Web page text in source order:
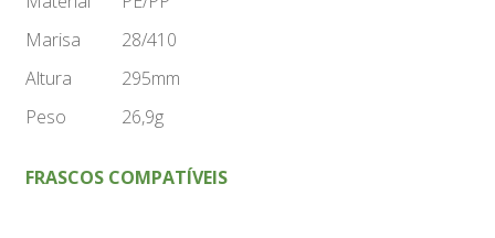
Marisa
28/410
Altura
295mm
Peso
26,9g
FRASCOS COMPATÍVEIS